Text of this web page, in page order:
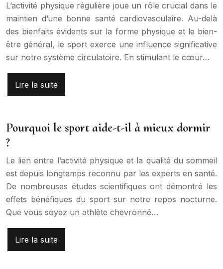
L’activité physique régulière joue un rôle crucial dans le
maintien d’une bonne santé cardiovasculaire. Au-delà
des bienfaits évidents sur la forme physique et le bien-
être général, le sport exerce une influence significative
sur notre système circulatoire. En stimulant le cœur…
Lire la suite
Pourquoi le sport aide-t-il à mieux dormir
?
Le lien entre l’activité physique et la qualité du sommeil
est depuis longtemps reconnu par les experts en santé.
De nombreuses études scientifiques ont démontré les
effets bénéfiques du sport sur notre repos nocturne.
Que vous soyez un athlète chevronné…
Lire la suite